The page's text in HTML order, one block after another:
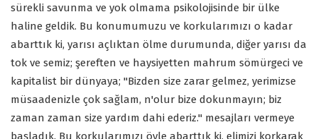
sürekli savunma ve yok olmama psikolojisinde bir ülke
haline geldik. Bu konumumuzu ve korkularımızı o kadar
abarttık ki, yarısı açlıktan ölme durumunda, diğer yarısı da
tok ve semiz; şereften ve haysiyetten mahrum sömürgeci ve
kapitalist bir dünyaya; "Bizden size zarar gelmez, yerimizse
müsaadenizle çok sağlam, n'olur bize dokunmayın; biz
zaman zaman size yardım dahi ederiz." mesajları vermeye
başladık. Bu korkularımızı öyle abarttık ki, elimizi korkarak